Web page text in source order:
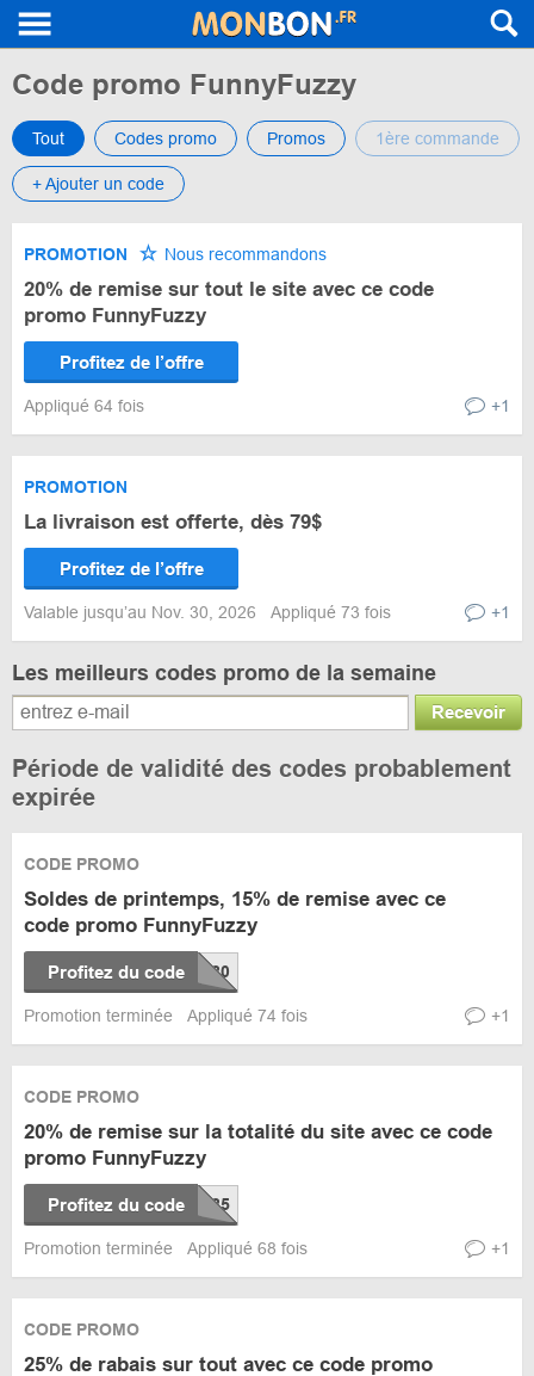
Code promo FunnyFuzzy
Tout Codes promo Promos 1ère commande
+ Ajouter un code
PROMOTION Nous recommandons
20% de remise sur tout le site avec ce code
promo FunnyFuzzy
Profitez de l’offre
Appliqué 64 fois +1
PROMOTION
La livraison est offerte, dès 79$
Profitez de l’offre
Valable jusqu’au Nov. 30, 2026 Appliqué 73 fois +1
Les meilleurs codes promo de la semaine
Recevoir
Période de validité des codes probablement
expirée
CODE PROMO
Soldes de printemps, 15% de remise avec ce
code promo FunnyFuzzy
Profitez du code
Promotion terminée Appliqué 74 fois +1
CODE PROMO
20% de remise sur la totalité du site avec ce code
promo FunnyFuzzy
Profitez du code
Promotion terminée Appliqué 68 fois +1
CODE PROMO
25% de rabais sur tout avec ce code promo